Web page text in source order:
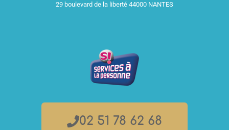
29 boulevard de la liberté 44000 NANTES
02 51 78 62 68